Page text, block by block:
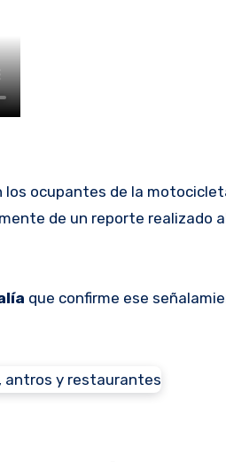
los ocupantes de la
de un reporte realizado
que confirme ese